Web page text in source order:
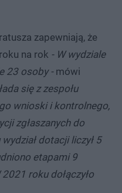
zapewniają, że
na rok - W wydziale
23 osoby -mówi
się z zespołu
wnioski i kontrolnego,
zgłaszanych do
dotacji liczył 5
etapami 9
roku dołączyło